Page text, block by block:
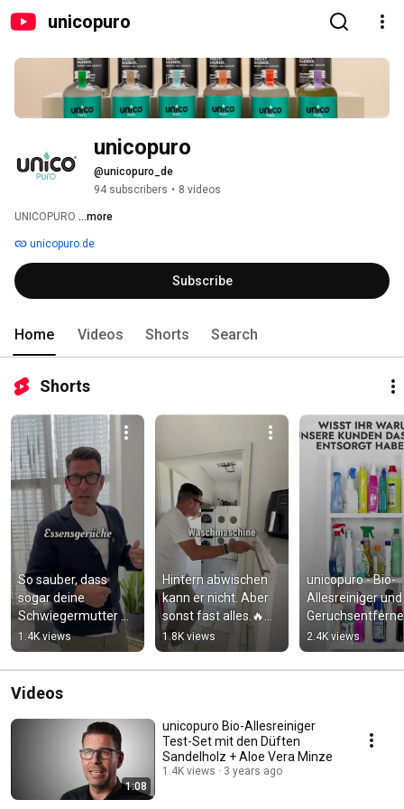
unicopuro
unicopuro
@unicopuro_de
94 subscribers • 8 videos
UNICOPURO ...more
unicopuro.de
Subscribe
Home Videos Shorts Search
Shorts
So sauber, dass
sogar deine
Schwiegermutter
staunt.✨🤫 Unser
Allesreiniger in 7
Hammer Düften🤩
1.4K views
Hintern abwischen
kann er nicht. Aber
sonst fast alles.🔥😂
Der Allesreiniger von
unicopuro🤩
1.8K views
unicopuro - Bio-
Allesreiniger und
2.4K views
Videos
1:08
unicopuro Bio-Allesreiniger
Test-Set mit den Düften
Sandelholz + Aloe Vera Minze
1.4K views 3 years ago